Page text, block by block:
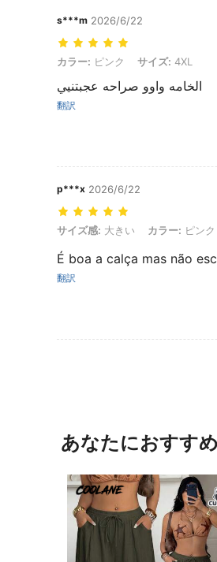
s***m 2026/6/22
カラー: ピンク, サイズ: 4XL
カラー: ピンク サイズ: 4XL
الخامه واوو صراحه عجبتنيي
翻訳
p***x 2026/6/22
サイズ感: 大きい, カラー: ピンク, サ
サイズ感: 大きい カラー: ピンク
É boa a calça mas não
翻訳
あなたにおすすめ